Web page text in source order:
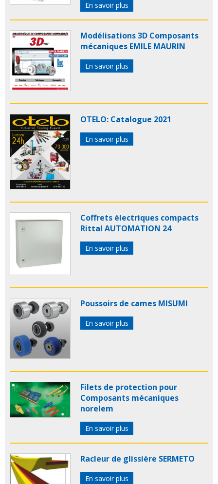
En savoir plus
Modélisations 3D Composants
mécaniques EMILE MAURIN
En savoir plus
OTELO: Catalogue 2021
En savoir plus
Coffrets électriques compacts
Rittal AUTOMATION 24
En savoir plus
Poussoirs de cames MISUMI
En savoir plus
Filets de protection pour
Composants mécaniques
norelem
En savoir plus
Racleur de glissière SERMETO
En savoir plus